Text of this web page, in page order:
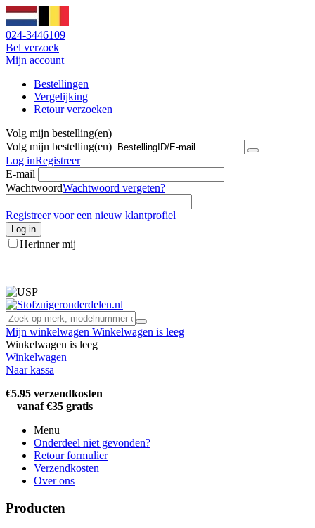
024-3446109
Bel verzoek
Mijn account
Bestellingen
Vergelijking
Retour verzoeken
Volg mijn bestelling(en)
Volg mijn bestelling(en)
Log inRegistreer
E-mail
WachtwoordWachtwoord vergeten?
Registreer voor een nieuw klantprofiel
Log in
Herinner mij
Mijn winkelwagen Winkelwagen is leeg
Winkelwagen is leeg
Winkelwagen
Naar kassa
€5.95 verzendkosten
vanaf €35 gratis
Menu
Onderdeel niet gevonden?
Retour formulier
Verzendkosten
Over ons
Producten